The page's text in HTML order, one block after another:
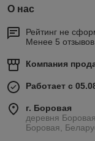
О нас
Рейтинг не
Менее 5
Компания
Работает с
г. Боровая
деревня
Боровая,